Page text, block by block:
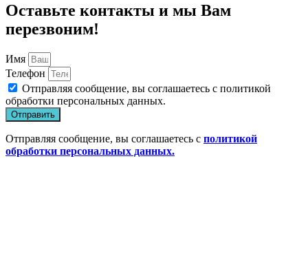
Оставьте контакты и мы Вам
перезвоним!
Имя
Телефон
Отправляя сообщение, вы соглашаетесь с политикой
обработки персональных данных.
Отправить
Отправляя сообщение, вы соглашаетесь с политикой
обработки персональных данных.